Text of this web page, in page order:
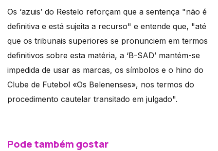
Os ‘azuis’ do Restelo reforçam que a sentença "não é
definitiva e está sujeita a recurso" e entende que, "até
que os tribunais superiores se pronunciem em termos
definitivos sobre esta matéria, a ‘B-SAD’ mantém-se
impedida de usar as marcas, os símbolos e o hino do
Clube de Futebol «Os Belenenses», nos termos do
procedimento cautelar transitado em julgado".
Pode também gostar